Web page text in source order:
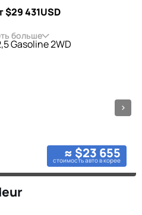
$29 431USD
больше
≈ $23 655
стоимость авто в корее